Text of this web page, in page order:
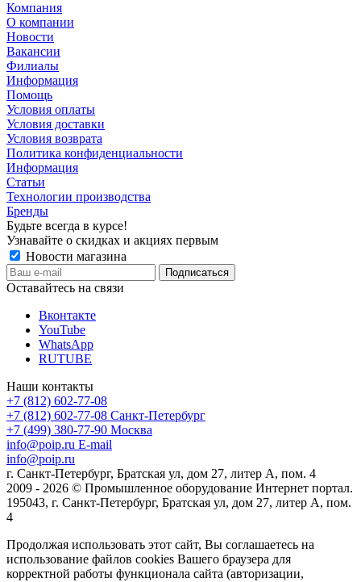
Компания
О компании
Новости
Вакансии
Филиалы
Информация
Помощь
Условия оплаты
Условия доставки
Условия возврата
Политика конфиденциальности
Информация
Статьи
Технологии производства
Бренды
Будьте всегда в курсе!
Узнавайте о скидках и акциях первым
Новости магазина
Оставайтесь на связи
Вконтакте
YouTube
WhatsApp
RUTUBE
Наши контакты
+7 (812) 602-77-08
+7 (812) 602-77-08 Санкт-Петербург
+7 (499) 380-77-90 Москва
info@poip.ru E-mail
info@poip.ru
г. Санкт-Петербург, Братская ул, дом 27, литер А, пом. 4
2009 - 2026 © Промышленное оборудование Интернет портал.
195043, г. Санкт-Петербург, Братская ул, дом 27, литер А, пом.
4
Продолжая использовать этот сайт, Вы соглашаетесь на
использование файлов cookies Вашего браузера для
корректной работы функционала сайта (авторизации,